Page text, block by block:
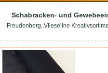
Schabracken- und
Freudenberg..Vlieseline